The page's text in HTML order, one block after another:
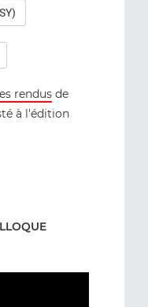
rendus de
à l'édition